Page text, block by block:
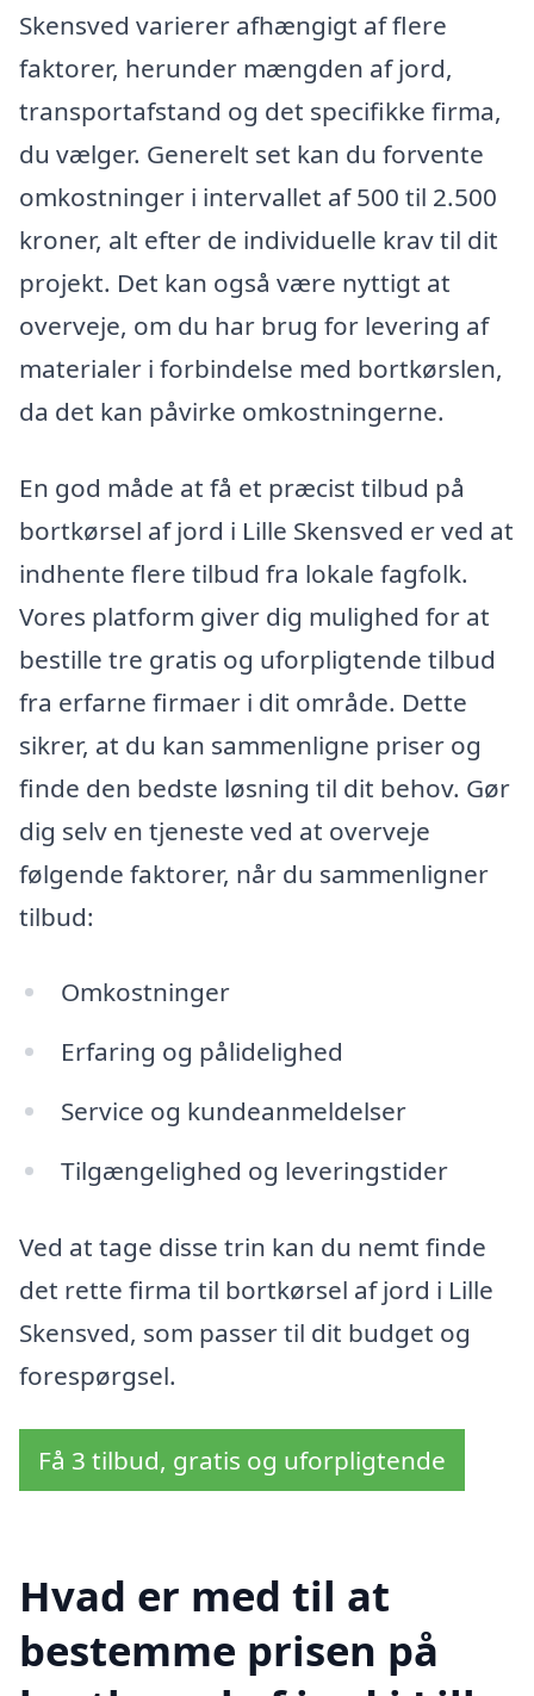
Skensved varierer afhængigt af flere
faktorer, herunder mængden af jord,
transportafstand og det specifikke firma,
du vælger. Generelt set kan du forvente
omkostninger i intervallet af 500 til 2.500
kroner, alt efter de individuelle krav til dit
projekt. Det kan også være nyttigt at
overveje, om du har brug for levering af
materialer i forbindelse med bortkørslen,
da det kan påvirke omkostningerne.
En god måde at få et præcist tilbud på
bortkørsel af jord i Lille Skensved er ved at
indhente flere tilbud fra lokale fagfolk.
Vores platform giver dig mulighed for at
bestille tre gratis og uforpligtende tilbud
fra erfarne firmaer i dit område. Dette
sikrer, at du kan sammenligne priser og
finde den bedste løsning til dit behov. Gør
dig selv en tjeneste ved at overveje
følgende faktorer, når du sammenligner
tilbud:
Omkostninger
Erfaring og pålidelighed
Service og kundeanmeldelser
Tilgængelighed og leveringstider
Ved at tage disse trin kan du nemt finde
det rette firma til bortkørsel af jord i Lille
Skensved, som passer til dit budget og
forespørgsel.
Få 3 tilbud, gratis og uforpligtende
Hvad er med til at
bestemme prisen på